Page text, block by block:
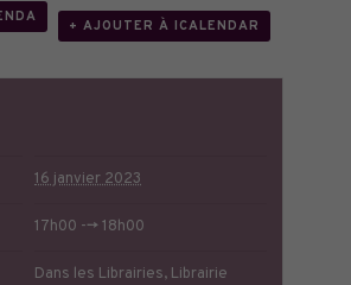
+ AJOUTER À ICALENDAR
16 janvier 2023
17h00 --> 18h00
Dans les Librairies, Librairie